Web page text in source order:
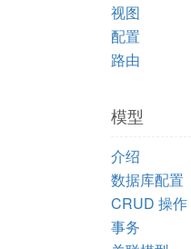
视图
配置
路由
模型
介绍
数据库配置
CRUD 操作
事务